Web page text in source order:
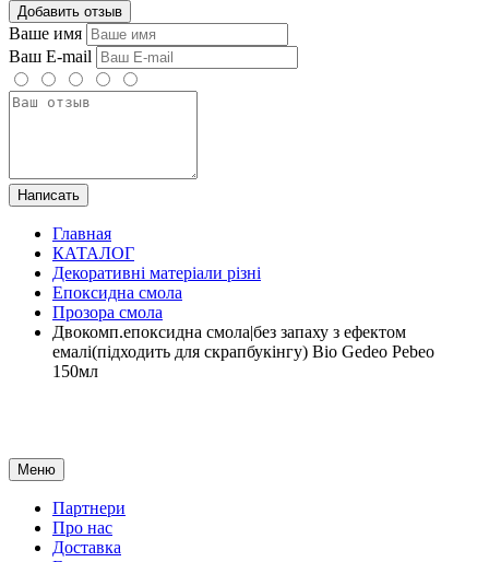
Добавить отзыв
Ваше имя
Ваш E-mail
Написать
Главная
КАТАЛОГ
Декоративні матеріали різні
Епоксидна смола
Прозора смола
Двокомп.епоксидна смола|без запаху з ефектом
емалі(підходить для скрапбукінгу) Bio Gedeo Pebeo
150мл
Меню
Партнери
Про нас
Доставка